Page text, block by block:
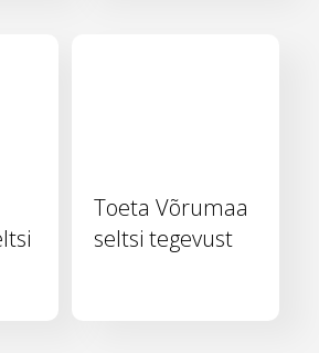
Toeta Võrumaa
seltsi tegevust